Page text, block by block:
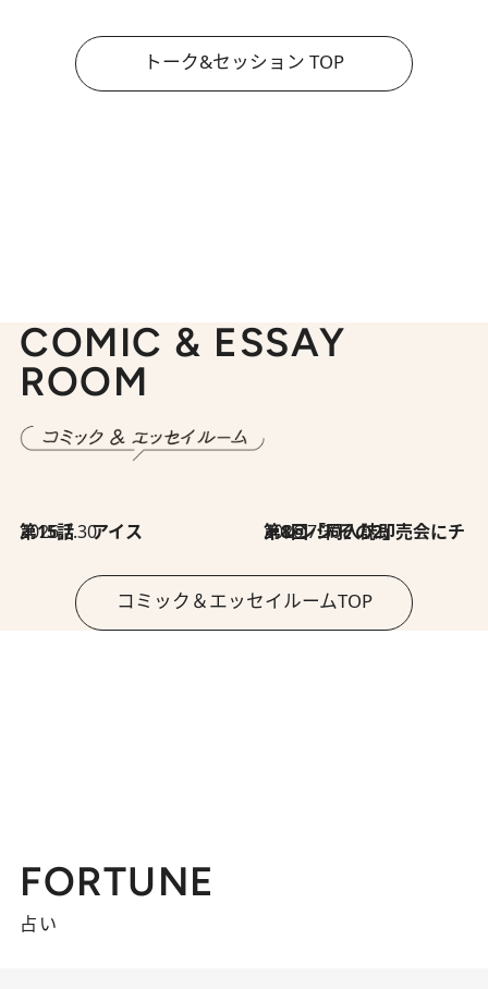
トーク&セッション TOP
COMIC & ESSAY
ROOM
2026.7.30
第15話 アイス 2026.7.30
第8回「同人誌即売会にチャレンジ その2」
コミック＆エッセイルームTOP
FORTUNE
占い